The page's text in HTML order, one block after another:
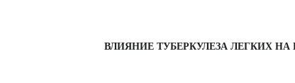
ВЛИЯНИЕ ТУБЕРКУЛЕЗА ЛЕГКИХ